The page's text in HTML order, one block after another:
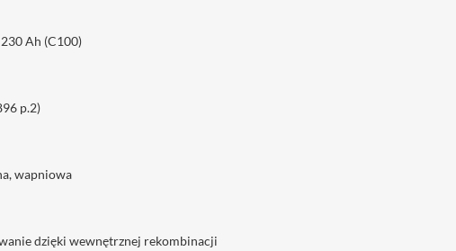
Ah (C100)
p.2)
wapniowa
dzięki wewnętrznej rekombinacji